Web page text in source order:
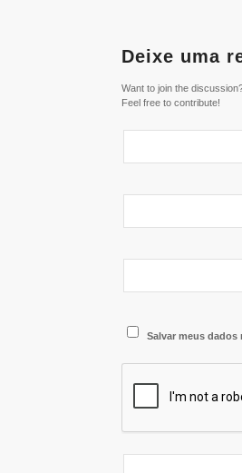
Deixe uma
Want to join the
Feel free to contribute!
Salvar meus dados